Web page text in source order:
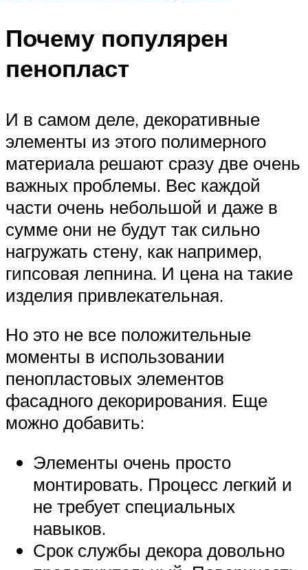
Почему популярен
пенопласт
И в самом деле, декоративные
элементы из этого полимерного
материала решают сразу две очень
важных проблемы. Вес каждой
части очень небольшой и даже в
сумме они не будут так сильно
нагружать стену, как например,
гипсовая лепнина. И цена на такие
изделия привлекательная.
Но это не все положительные
моменты в использовании
пенопластовых элементов
фасадного декорирования. Еще
можно добавить:
Элементы очень просто
монтировать. Процесс легкий и
не требует специальных
навыков.
Срок службы декора довольно